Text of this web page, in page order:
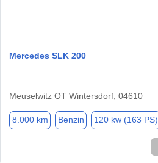
Mercedes SLK 200
Meuselwitz OT Wintersdorf, 04610
8.000 km Benzin 120 kw (163 PS)